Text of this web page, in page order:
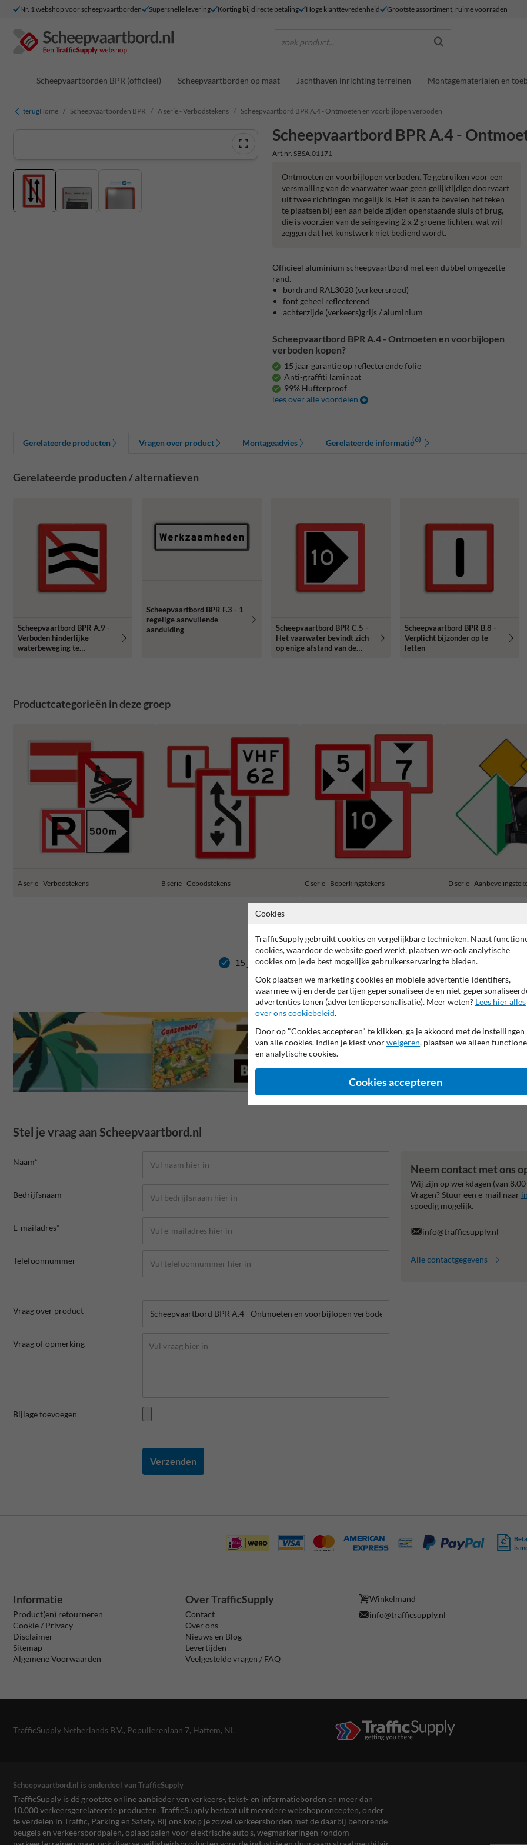
Nr. 1 webshop voor scheepvaartborden Supersnelle levering Korting bij directe betaling Hoge klanttevredenheid Grootste assortiment, ruime voorraden
zoek product...
Scheepvaartborden BPR (officieel) Scheepvaartborden op maat Jachthaven inrichting terreinen Montagematerialen en
terugHome Scheepvaartborden BPR A serie - Verbodstekens Scheepvaartbord BPR A.4 - Ontmoeten en voorbijlopen verboden
Scheepvaartbord BPR A.4 -
Art.nr. SBSA.01171
Ontmoeten en voorbijlopen verboden. Te gebruiken voor een
versmalling van de vaarwater waar geen gelijktijdige doorvaart
uit twee richtingen mogelijk is. Het is aan te bevelen het teken
te plaatsen bij een aan beide zijden openstaande sluis of brug,
die is voorzien van de seingeving 2 x 2 groene lichten, wat wil
zeggen dat het kunstwerk niet bediend wordt.
Officieel aluminium scheepvaartbord met een dubbel omgezette
rand.
bordrand RAL3020 (verkeersrood)
font geheel reflecterend
achterzijde (verkeers)grijs / aluminium
Scheepvaartbord BPR A.4 - Ontmoeten en voorbijlopen
verboden kopen?
15 jaar garantie op reflecterende folie
Anti-graffiti laminaat
99% Hufterproof
lees over alle voordelen
Gerelateerde producten Vragen over product Montageadvies Gerelateerde informatie(6)
Gerelateerde producten / alternatieven
Scheepvaartbord BPR A.9 -
Verboden hinderlijke
waterbeweging te
Scheepvaartbord BPR F.3 - 1
regelige aanvullende
aanduiding
Scheepvaartbord BPR C.5 -
Het vaarwater bevindt zich
op enige afstand van de
Scheepvaartbord BPR B.8 -
Verplicht bijzonder op te
letten
Productcategorieën in deze groep
A serie - Verbodstekens B serie - Gebodstekens C serie - Beperkingstekens D serie -
15 jaar garantie op reflecterende folie Anti-graffiti laminaat
Stel je vraag aan Scheepvaartbord.nl
Naam*
Bedrijfsnaam
E-mailadres*
Telefoonnummer
Vraag over product
Vraag of opmerking
Bijlage toevoegen
Verzenden
Neem contact met ons
Wij zijn op werkdagen (van
Vragen? Stuur een e-mail naar
spoedig mogelijk.
info@trafficsupply.nl
Alle contactgegevens
is
Informatie
Product(en) retourneren
Cookie / Privacy
Disclaimer
Sitemap
Algemene Voorwaarden
Over TrafficSupply
Contact
Over ons
Nieuws en Blog
Levertijden
Veelgestelde vragen / FAQ
Winkelmand
info@trafficsupply.nl
TrafficSupply Netherlands B.V., Populierenlaan 7, Hattem, NL
Scheepvaartbord.nl is onderdeel van TrafficSupply
TrafficSupply is dé grootste online aanbieder van verkeers-, tekst- en informatieborden en meer dan
10.000 verkeersgerelateerde producten. TrafficSupply bestaat uit meerdere webshopconcepten, onder
te verdelen in Traffic, Parking en Safety. Bij ons koop je zowel verkeersborden met de daarbij behorende
beugels en verkeersbordpalen, oplaadpalen voor elektrische auto’s, wegmarkeringen rondom
Cookies
TrafficSupply gebruikt cookies en vergelijkbare technieken. Naast
cookies, waardoor de website goed werkt, plaatsen we ook analytische
cookies om je de best mogelijke gebruikerservaring te bieden.
Ook plaatsen we marketing cookies en mobiele advertentie-identifiers,
waarmee wij en derde partijen gepersonaliseerde en niet-
advertenties tonen (advertentiepersonalisatie). Meer weten? Lees hier alles
over ons cookiebeleid.
Door op "Cookies accepteren" te klikken, ga je akkoord met de instellingen
van alle cookies. Indien je kiest voorweigeren, plaatsen we alleen
en analytische cookies.
Cookies accepteren